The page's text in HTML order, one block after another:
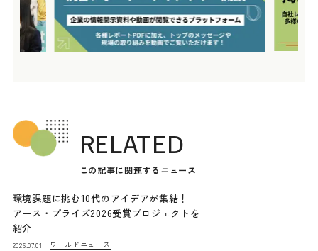
RELATED
この記事に関連するニュース
環境課題に挑む10代のアイデアが集結！
アース・プライズ2026受賞プロジェクトを
紹介
2026.07.01 ワールドニュース